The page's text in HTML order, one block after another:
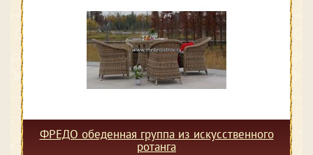
ФРЕДО обеденная группа из искусственного
ротанга